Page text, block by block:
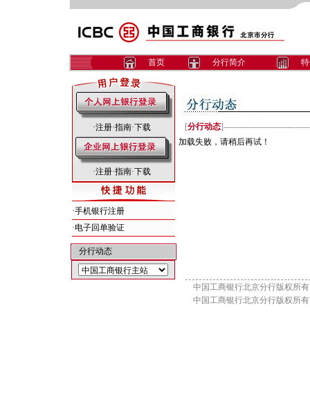
首页 分行简介
·注册·指南·下载
·注册·指南·下载
·手机银行注册
·电子回单验证
分行动态
[分行动态
加载失败，请稍后再试！
中国工商银行北京分行版权所有
中国工商银行北京分行版权所有